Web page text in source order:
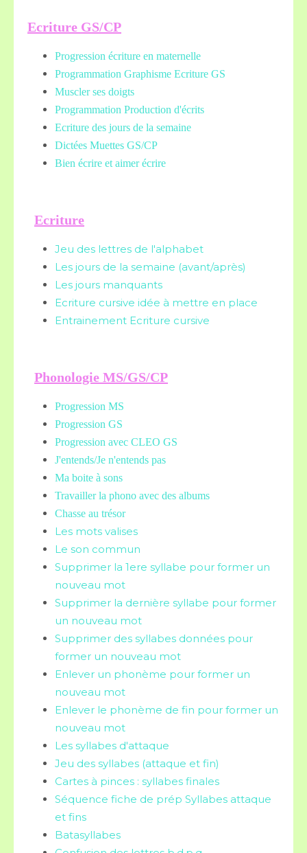
Ecriture GS/CP
Progression écriture en maternelle
Programmation Graphisme Ecriture GS
Muscler ses doigts
Programmation Production d'écrits
Ecriture des jours de la semaine
Dictées Muettes GS/CP
Bien écrire et aimer écrire
Ecriture
Jeu des lettres de l'alphabet
Les jours de la semaine (avant/après)
Les jours manquants
Ecriture cursive idée à mettre en place
Entrainement Ecriture cursive
Phonologie MS/GS/CP
Progression MS
Progression GS
Progression avec CLEO GS
J'entends/Je n'entends pas
Ma boite à sons
Travailler la phono avec des albums
Chasse au trésor
Les mots valises
Le son commun
Supprimer la 1ere syllabe pour former un
nouveau mot
Supprimer la dernière syllabe pour former
un nouveau mot
Supprimer des syllabes données pour
former un nouveau mot
Enlever un phonème pour former un
nouveau mot
Enlever le phonème de fin pour former un
nouveau mot
Les syllabes d'attaque
Jeu des syllabes (attaque et fin)
Cartes à pinces : syllabes finales
Séquence fiche de prép Syllabes attaque
et fins
Batasyllabes